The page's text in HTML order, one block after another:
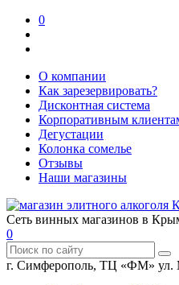
0
О компании
Как зарезервировать?
Дисконтная система
Корпоративным
Дегустации
Колонка сомелье
Отзывы
Наши магазины
Сеть винных магазинов в
0
г. Симферополь, ТЦ «ФМ» ул.